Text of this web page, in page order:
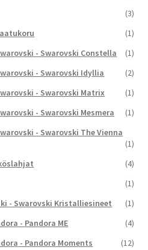
(3)
(1)
- Swarovski Constella
(1)
- Swarovski Idyllia
(2)
- Swarovski Matrix
(1)
- Swarovski Mesmera
(1)
- Swarovski The Vienna
(1)
(4)
(1)
- Swarovski Kristalliesineet
(1)
- Pandora ME
(4)
- Pandora Moments
(12)